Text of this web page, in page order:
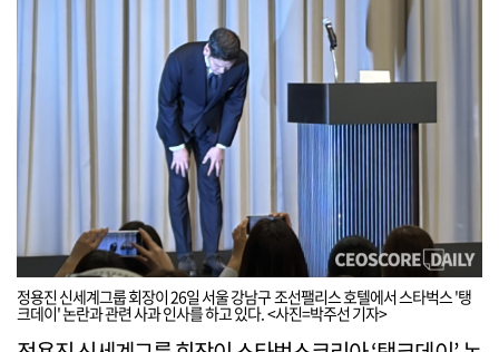
정용진 신세계그룹 회장이 26일 서울 강남구 조선팰리스 호텔에서 스타벅스 '탱
크데이' 논란과 관련 사과 인사를 하고 있다. <사진=박주선 기자>